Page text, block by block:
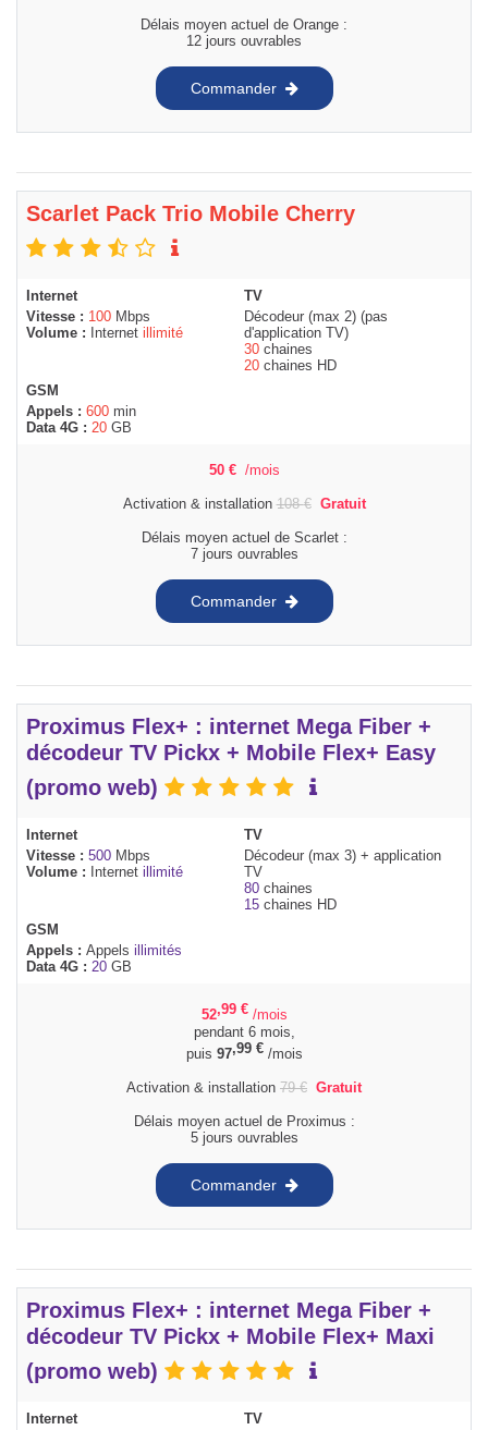
Délais moyen actuel de Orange :
12 jours ouvrables
Commander
Scarlet Pack Trio Mobile Cherry
Internet
Vitesse : 100 Mbps
Volume :
Internet illimité
TV
Décodeur (max 2) (pas
d'application TV)
30 chaines
20 chaines HD
GSM
Appels : 600 min
Data 4G : 20 GB
50 € /mois
Activation & installation108€ Gratuit
Délais moyen actuel de Scarlet :
7 jours ouvrables
Commander
Proximus Flex+ : internet Mega Fiber +
décodeur TV Pickx + Mobile Flex+ Easy
(promo web)
Internet
Vitesse : 500 Mbps
Volume :
Internet illimité
TV
Décodeur (max 3) + application
TV
80 chaines
15 chaines HD
GSM
Appels : Appels illimités
Data 4G : 20 GB
52,99 € /mois
pendant 6 mois,
puis 97,99 €/mois
Activation & installation 79€ Gratuit
Délais moyen actuel de Proximus :
5 jours ouvrables
Commander
Proximus Flex+ : internet Mega Fiber +
décodeur TV Pickx + Mobile Flex+ Maxi
(promo web)
Internet
TV